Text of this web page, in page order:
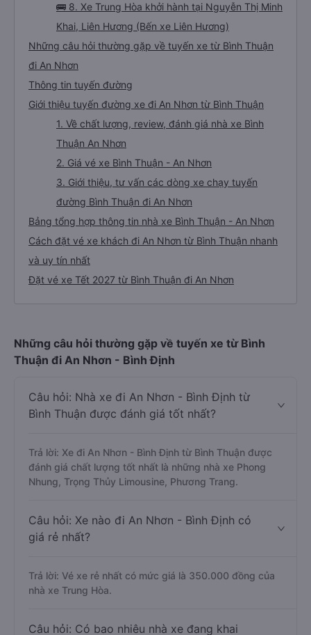
🚌 8. Xe Trung Hòa khởi hành tại Nguyễn Thị Minh
Khai, Liên Hương (Bến xe Liên Hương)
Những câu hỏi thường gặp về tuyến xe từ Bình Thuận
đi An Nhơn
Thông tin tuyến đường
Giới thiệu tuyến đường xe đi An Nhơn từ Bình Thuận
1. Về chất lượng, review, đánh giá nhà xe Bình
Thuận An Nhơn
2. Giá vé xe Bình Thuận - An Nhơn
3. Giới thiệu, tư vấn các dòng xe chạy tuyến
đường Bình Thuận đi An Nhơn
Bảng tổng hợp thông tin nhà xe Bình Thuận - An Nhơn
Cách đặt vé xe khách đi An Nhơn từ Bình Thuận nhanh
và uy tín nhất
Đặt vé xe Tết 2027 từ Bình Thuận đi An Nhơn
Những câu hỏi thường gặp về tuyến xe từ Bình
Thuận đi An Nhơn - Bình Định
Câu hỏi: Nhà xe đi An Nhơn - Bình Định từ
Bình Thuận được đánh giá tốt nhất?
Trả lời: Xe đi An Nhơn - Bình Định từ Bình Thuận được
đánh giá chất lượng tốt nhất là những nhà xe Phong
Nhung, Trọng Thủy Limousine, Phương Trang.
Câu hỏi: Xe nào đi An Nhơn - Bình Định có
giá rẻ nhất?
Trả lời: Vé xe rẻ nhất có mức giá là 350.000 đồng của
nhà xe Trung Hòa.
Câu hỏi: Có bao nhiêu nhà xe đang khai